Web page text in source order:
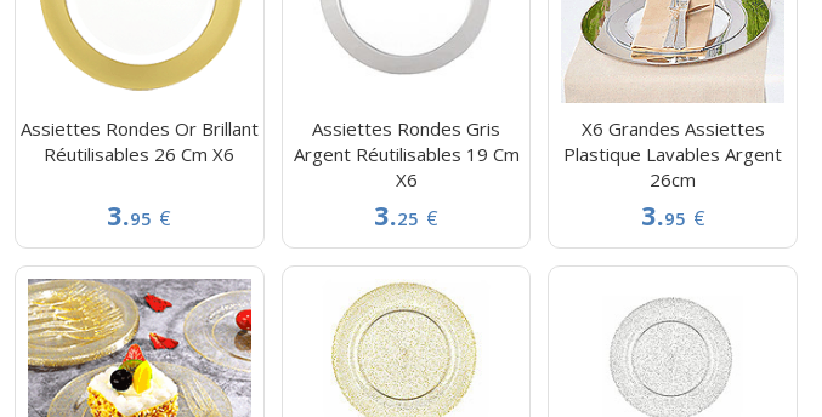
Assiettes Rondes Or Brillant
Réutilisables 26 Cm X6
3.95 €
Assiettes Rondes Gris
Argent Réutilisables 19 Cm
X6
3.25 €
X6 Grandes Assiettes
Plastique Lavables Argent
26cm
3.95 €